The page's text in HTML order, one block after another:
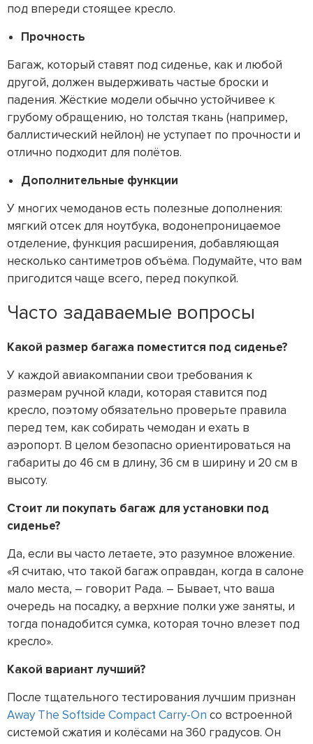
под впереди стоящее кресло.
Прочность
Багаж, который ставят под сиденье, как и любой
другой, должен выдерживать частые броски и
падения. Жёсткие модели обычно устойчивее к
грубому обращению, но толстая ткань (например,
баллистический нейлон) не уступает по прочности и
отлично подходит для полётов.
Дополнительные функции
У многих чемоданов есть полезные дополнения:
мягкий отсек для ноутбука, водонепроницаемое
отделение, функция расширения, добавляющая
несколько сантиметров объёма. Подумайте, что вам
пригодится чаще всего, перед покупкой.
Часто задаваемые вопросы
Какой размер багажа поместится под сиденье?
У каждой авиакомпании свои требования к
размерам ручной клади, которая ставится под
кресло, поэтому обязательно проверьте правила
перед тем, как собирать чемодан и ехать в
аэропорт. В целом безопасно ориентироваться на
габариты до 46 см в длину, 36 см в ширину и 20 см в
высоту.
Стоит ли покупать багаж для установки под
сиденье?
Да, если вы часто летаете, это разумное вложение.
«Я считаю, что такой багаж оправдан, когда в салоне
мало места, – говорит Рада. – Бывает, что ваша
очередь на посадку, а верхние полки уже заняты, и
тогда понадобится сумка, которая точно влезет под
кресло».
Какой вариант лучший?
После тщательного тестирования лучшим признан
Away The Softside Compact Carry-On со встроенной
системой сжатия и колёсами на 360 градусов. Он